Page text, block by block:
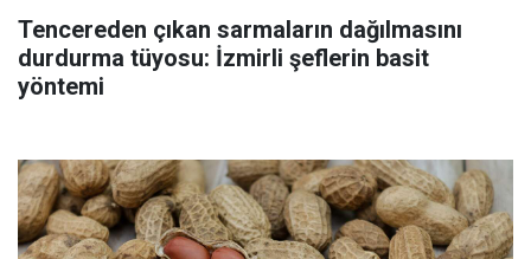
Tencereden çıkan sarmaların dağılmasını
durdurma tüyosu: İzmirli şeflerin basit
yöntemi